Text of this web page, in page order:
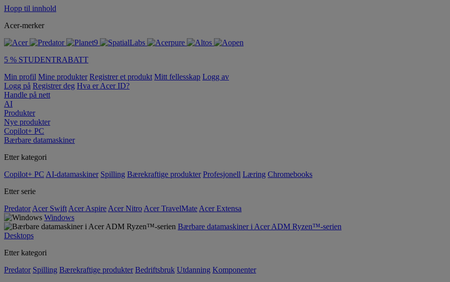
Hopp til innhold
Acer-merker
5 % STUDENTRABATT
Min profil Mine produkter Registrer et produkt Mitt fellesskap Logg av
Logg på Registrer deg Hva er Acer ID?
Handle på nett
AI
Produkter
Nye produkter
Copilot+ PC
Bærbare datamaskiner
Etter kategori
Copilot+ PC AI-datamaskiner Spilling Bærekraftige produkter Profesjonell Læring Chromebooks
Etter serie
Predator Acer Swift Acer Aspire Acer Nitro Acer TravelMate Acer Extensa
Windows
Bærbare datamaskiner i Acer ADM Ryzen™-serien
Desktops
Etter kategori
Predator Spilling Bærekraftige produkter Bedriftsbruk Utdanning Komponenter